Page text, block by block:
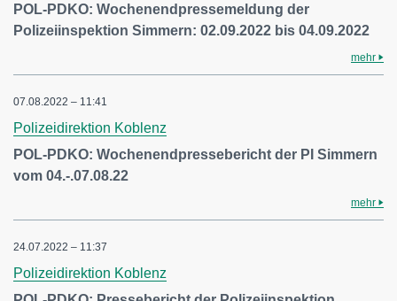
POL-PDKO: Wochenendpressemeldung der
Polizeiinspektion Simmern: 02.09.2022 bis 04.09.2022
mehr
07.08.2022 – 11:41
Polizeidirektion Koblenz
POL-PDKO: Wochenendpressebericht der PI Simmern
vom 04.-.07.08.22
mehr
24.07.2022 – 11:37
Polizeidirektion Koblenz